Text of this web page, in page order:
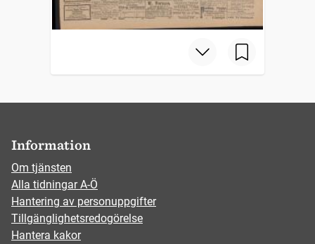
Information
Om tjänsten
Alla tidningar A-Ö
Hantering av personuppgifter
Tillgänglighetsredogörelse
Hantera kakor